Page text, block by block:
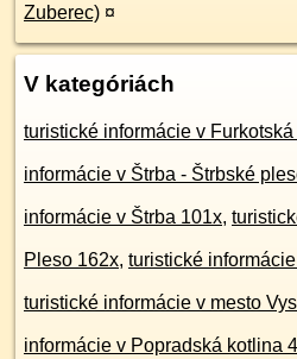
Zuberec) ¤
V kategóriách
turistické informácie v
informácie v Štrba - Štrbské
informácie v Štrba 101x,
Pleso 162x, turistické
turistické informácie v mesto
informácie v Popradská kotlina